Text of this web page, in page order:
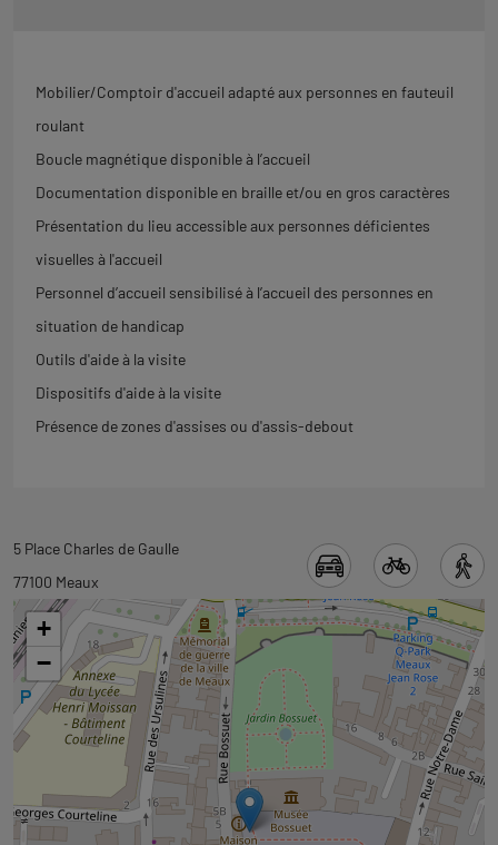
Mobilier/Comptoir d'accueil adapté aux personnes en fauteuil
roulant
Boucle magnétique disponible à l’accueil
Documentation disponible en braille et/ou en gros caractères
Présentation du lieu accessible aux personnes déficientes
visuelles à l'accueil
Personnel d’accueil sensibilisé à l’accueil des personnes en
situation de handicap
Outils d'aide à la visite
Dispositifs d'aide à la visite
Présence de zones d'assises ou d'assis-debout
Revenir
à
l'onglet
carte
5 Place Charles de Gaulle
77100 Meaux
+
−